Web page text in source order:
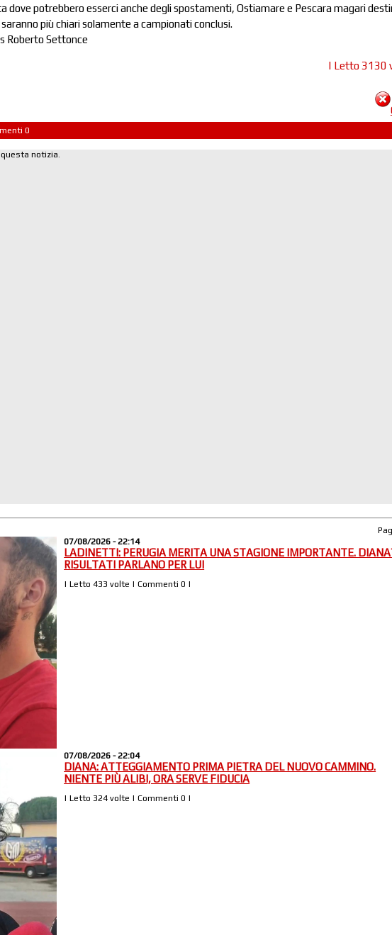
dove potrebbero esserci anche degli spostamenti, Ostiamare e Pescara magari
saranno più chiari solamente a campionati conclusi.
Roberto Settonce
| Letto 3130
0
07/08/2026 - 22:14
LADINETTI: PERUGIA MERITA UNA STAGIONE IMPORTANTE.
RISULTATI PARLANO PER LUI
| Letto 433 volte | Commenti 0 |
07/08/2026 - 22:04
DIANA: ATTEGGIAMENTO PRIMA PIETRA DEL NUOVO CAMMINO.
NIENTE PIÙ ALIBI, ORA SERVE FIDUCIA
| Letto 324 volte | Commenti 0 |